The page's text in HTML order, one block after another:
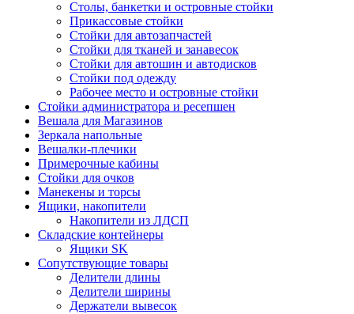
Столы, банкетки и островные стойки
Прикассовые стойки
Стойки для автозапчастей
Стойки для тканей и занавесок
Стойки для автошин и автодисков
Стойки под одежду
Рабочее место и островные стойки
Стойки администратора и ресепшен
Вешала для Магазинов
Зеркала напольные
Вешалки-плечики
Примерочные кабины
Стойки для очков
Манекены и торсы
Ящики, накопители
Накопители из ЛДСП
Складские контейнеры
Ящики SK
Сопутствующие товары
Делители длины
Делители ширины
Держатели вывесок